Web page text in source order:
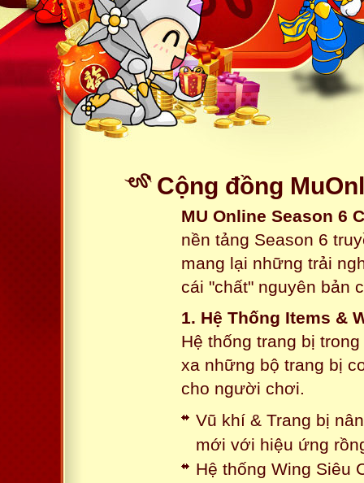
Cộng đồng
MU Online Season 6
nền tảng Season 6
mang lại những trải
cái "chất" nguyên bản
1. Hệ Thống Items &
Hệ thống trang bị
xa những bộ trang bị
cho người chơi.
Vũ khí & Trang bị
mới với hiệu ứng
Hệ thống Wing Siêu